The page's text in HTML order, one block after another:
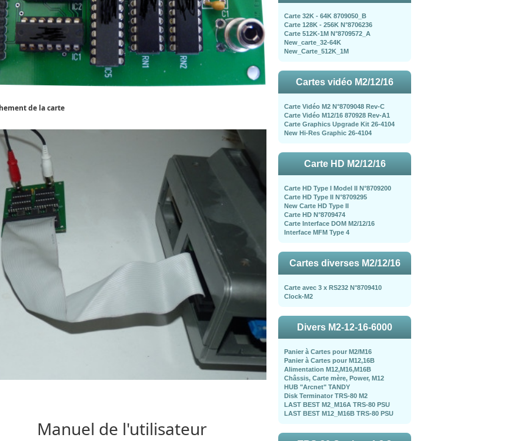
de la carte
Manuel de l'utilisateur
Carte 32K - 64K 8709050_B
Carte 128K - 256K N°8706236
Carte 512K-1M N°8709572_A
New_carte_32-64K
New_Carte_512K_1M
Cartes vidéo M2/12/16
Carte Vidéo M2 N°8709048 Rev-C
Carte Vidéo M12/16 870928 Rev-A1
Carte Graphics Upgrade Kit 26-4104
New Hi-Res Graphic 26-4104
Carte HD M2/12/16
Carte HD Type I Model II N°8709200
Carte HD Type II N°8709295
New Carte HD Type II
Carte HD N°8709474
Carte Interface DOM M2/12/16
Interface MFM Type 4
Cartes diverses M2/12/16
Carte avec 3 x RS232 N°8709410
Clock-M2
Divers M2-12-16-6000
Panier à Cartes pour M2/M16
Panier à Cartes pour M12,16B
Alimentation M12,M16,M16B
Châssis, Carte mère, Power, M12
HUB "Arcnet" TANDY
Disk Terminator TRS-80 M2
LAST BEST M2_M16A TRS-80 PSU
LAST BEST M12_M16B TRS-80 PSU